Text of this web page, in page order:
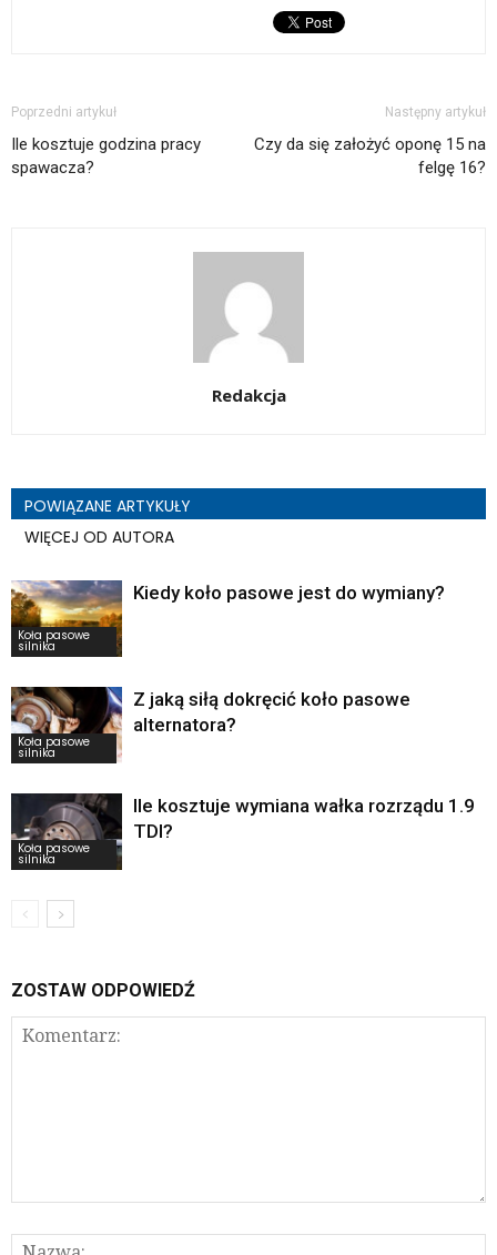
Poprzedni artykuł
Ile kosztuje godzina pracy
spawacza?
Następny artykuł
Czy da się założyć oponę 15 na
felgę 16?
Redakcja
POWIĄZANE ARTYKUŁY
WIĘCEJ OD AUTORA
Koła pasowe
silnika
Kiedy koło pasowe jest do wymiany?
Koła pasowe
silnika
Z jaką siłą dokręcić koło pasowe
alternatora?
Koła pasowe
silnika
Ile kosztuje wymiana wałka rozrządu 1.9
TDI?
ZOSTAW ODPOWIEDŹ